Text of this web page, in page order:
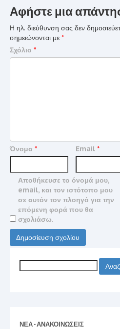
Αφήστε μια
Η ηλ. διεύθυνση σας δεν
σημειώνονται με *
Σχόλιο *
Όνομα * Email *
Αποθήκευσε το όνομά μου,
email, και τον ιστότοπο μου
σε αυτόν τον πλοηγό για την
επόμενη φορά που θα
σχολιάσω.
Αναζήτηση
για:
ΝΕΑ - ΑΝΑΚΟΙΝΩΣΕΙΣ